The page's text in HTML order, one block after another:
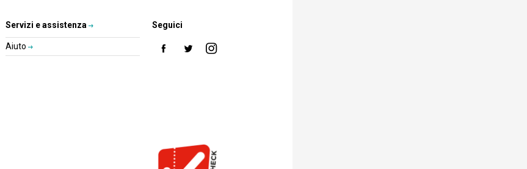
Servizi e assistenza
Aiuto
Seguici